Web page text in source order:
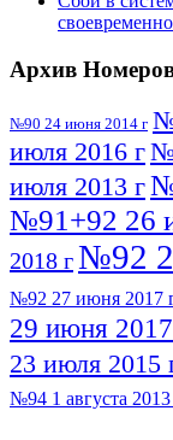
Архив
№90 24 июня 2014 г
июля 2016 г
июля 2013 г
№91+92 26
2018 г№92
№92 27 июня 2017
29 июня
23 июля 2015
№94 1 августа 2013